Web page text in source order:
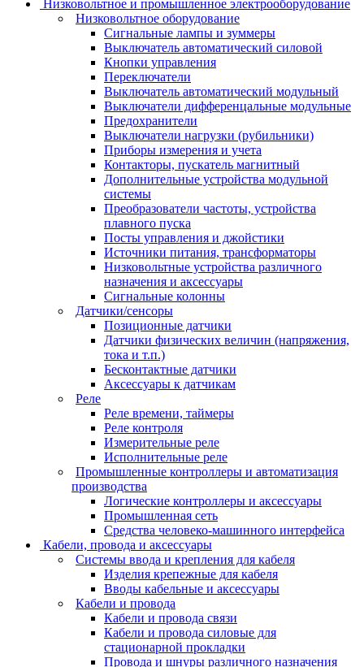
Низковольтное и промышленное электрооборудование
Низковольтное оборудование
Сигнальные лампы и зуммеры
Выключатель автоматический силовой
Кнопки управления
Переключатели
Выключатель автоматический модульный
Выключатели дифференцальные модульные
Предохранители
Выключатели нагрузки (рубильники)
Приборы измерения и учета
Контакторы, пускатель магнитный
Дополнительные устройства модульной
системы
Преобразователи частоты, устройства
плавного пуска
Посты управления и джойстики
Источники питания, трансформаторы
Низковольтные устройства различного
назначения и аксессуары
Сигнальные колонны
Датчики/сенсоры
Позиционные датчики
Датчики физических величин (напряжения,
тока и т.п.)
Бесконтактные датчики
Аксессуары к датчикам
Реле
Реле времени, таймеры
Реле контроля
Измерительные реле
Исполнительные реле
Промышленные контроллеры и автоматизация
производства
Логические контроллеры и аксессуары
Промышленная сеть
Средства человеко-машинного интерфейса
Кабели, провода и аксессуары
Системы ввода и крепления для кабеля
Изделия крепежные для кабеля
Вводы кабельные и аксессуары
Кабели и провода
Кабели и провода связи
Кабели и провода силовые для
стационарной прокладки
Провода и шнуры различного назначения